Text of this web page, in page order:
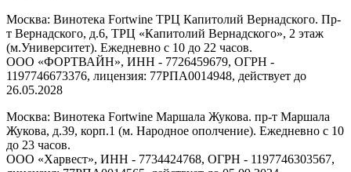
Москва: Винотека Fortwine ТРЦ Капитолий Вернадского. Пр-
т Вернадского, д.6, ТРЦ «Капитолий Вернадского», 2 этаж
(м.Университет). Ежедневно с 10 до 22 часов.
ООО «ФОРТВАЙН», ИНН - 7726459679, ОГРН -
1197746673376, лицензия: 77РПА0014948, действует до
26.05.2028
Москва: Винотека Fortwine Маршала Жукова. пр-т Маршала
Жукова, д.39, корп.1 (м. Народное ополчение). Ежедневно с 10
до 23 часов.
ООО «Харвест», ИНН - 7734424768, ОГРН - 1197746303567,